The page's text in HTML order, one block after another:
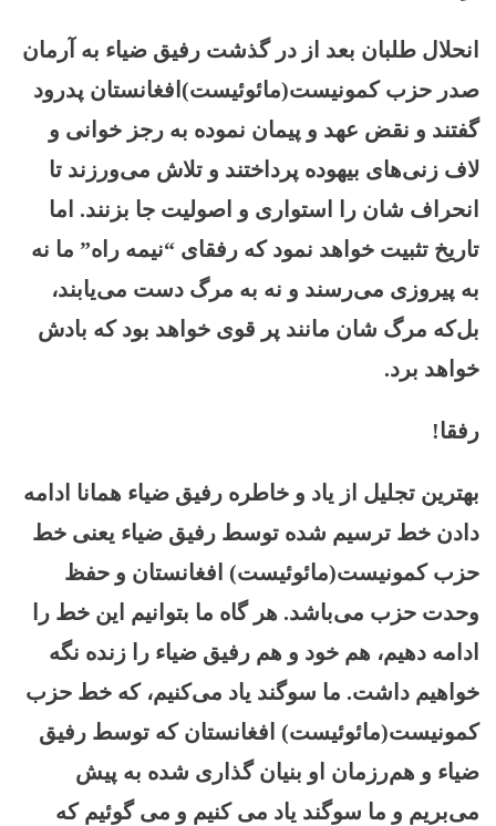
انحلال طلبان بعد از در گذشت رفیق ضیاء به آرمان
صدر حزب کمونیست(مائوئیست)افغانستان پدرود
گفتند و نقض عهد و پیمان نموده به رجز خوانی و
لاف زنی‌های بیهوده پرداختند و تلاش می‌ورزند تا
انحراف شان را استواری و اصولیت جا بزنند. اما
تاریخ تثبیت خواهد نمود که رفقای “نیمه راه” ما نه
به پیروزی می‌رسند و نه به مرگ دست می‌یابند،
بل‌که مرگ شان مانند پر قوی خواهد بود که بادش
خواهد برد.
رفقا!
بهترین تجلیل از یاد و خاطره رفیق ضیاء همانا ادامه
دادن خط ترسیم شده توسط رفیق ضیاء یعنی خط
حزب کمونیست(مائوئیست) افغانستان و حفظ
وحدت حزب می‌باشد. هر گاه ما بتوانیم این خط را
ادامه دهیم، هم خود و هم رفیق ضیاء را زنده نگه
خواهیم داشت. ما سوگند یاد می‌کنیم، که خط حزب
کمونیست(مائوئیست) افغانستان که توسط رفیق
ضیاء و هم‌رزمان او بنیان گذاری شده به پیش
می‌بریم و ما سوگند یاد می کنیم و می گوئیم که